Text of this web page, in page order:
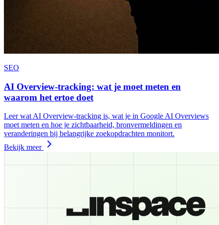
SEO
AI Overview-tracking: wat je moet meten en
waarom het ertoe doet
Leer wat AI Overview-tracking is, wat je in Google AI Overviews
moet meten en hoe je zichtbaarheid, bronvermeldingen en
veranderingen bij belangrijke zoekopdrachten monitort.
Bekijk meer